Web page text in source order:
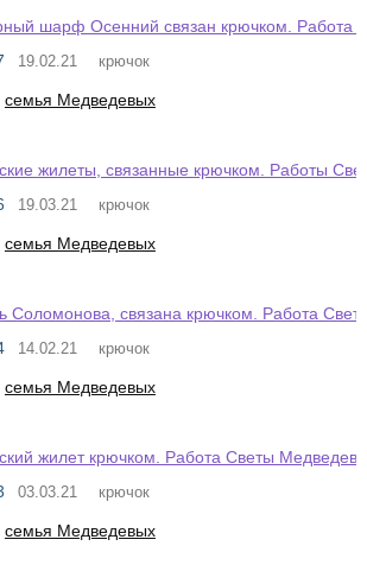
шарф Осенний связан крючком. Работа
19.02.21 крючок
семья Медведевых
жилеты, связанные крючком. Работы
19.03.21 крючок
семья Медведевых
Соломонова, связана крючком. Работа
14.02.21 крючок
семья Медведевых
жилет крючком. Работа Светы
03.03.21 крючок
семья Медведевых